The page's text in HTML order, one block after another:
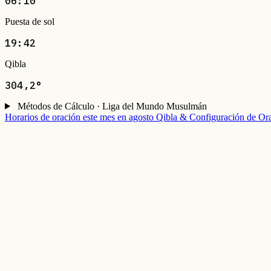
Puesta de sol
19:42
Qibla
304,2°
Métodos de Cálculo · Liga del Mundo Musulmán
Horarios de oración este mes en agosto Qibla & Configuración de